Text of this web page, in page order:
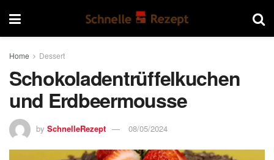
Home Dessert
Schokoladentrüffelkuchen
und Erdbeermousse
by SchnelleRezept 08/05/2024